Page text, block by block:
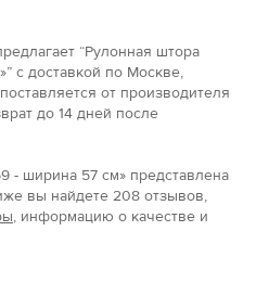
“Рулонная штора
с доставкой по Москве,
от производителя
до 14 дней после
- ширина 57 см» представлена
вы найдете 208 отзывов,
, информацию о качестве и